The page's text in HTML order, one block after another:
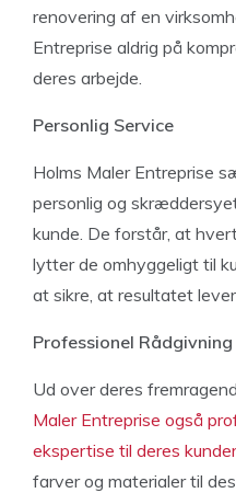
renovering af en
Entreprise aldrig på
deres arbejde.
Personlig Service
Holms Maler Entreprise
personlig og
kunde. De forstår, at
lytter de omhyggeligt til
at sikre, at resultatet
Professionel Rådgivning
Ud over deres
Maler Entreprise også
ekspertise til deres kunder
farver og materialer til